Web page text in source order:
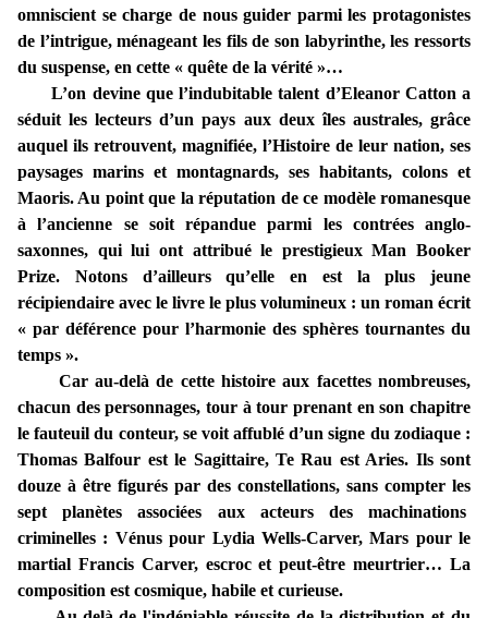
omniscient se charge de nous guider parmi les protagonistes
de l’intrigue, ménageant les fils de son labyrinthe, les ressorts
du suspense, en cette « quête de la vérité »…
L’on devine que l’indubitable talent d’Eleanor Catton a
séduit les lecteurs d’un pays aux deux îles australes, grâce
auquel ils retrouvent, magnifiée, l’Histoire de leur nation, ses
paysages marins et montagnards, ses habitants, colons et
Maoris. Au point que la réputation de ce modèle romanesque
à l’ancienne se soit répandue parmi les contrées anglo-
saxonnes, qui lui ont attribué le prestigieux Man Booker
Prize. Notons d’ailleurs qu’elle en est la plus jeune
récipiendaire avec le livre le plus volumineux : un roman écrit
« par déférence pour l’harmonie des sphères tournantes du
temps ».
Car au-delà de cette histoire aux facettes nombreuses,
chacun des personnages, tour à tour prenant en son chapitre
le fauteuil du conteur, se voit affublé d’un signe du zodiaque :
Thomas Balfour est le Sagittaire, Te Rau est Aries. Ils sont
douze à être figurés par des constellations, sans compter les
sept planètes associées aux acteurs des machinations
criminelles : Vénus pour Lydia Wells-Carver, Mars pour le
martial Francis Carver, escroc et peut-être meurtrier… La
composition est cosmique, habile et curieuse.